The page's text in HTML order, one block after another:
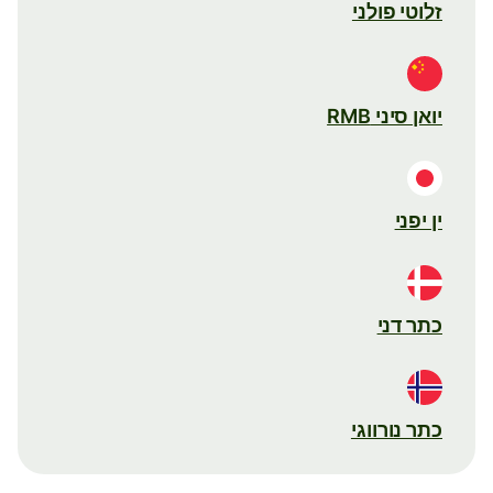
זלוטי פולני
יואן סיני RMB
ין יפני
כתר דני
כתר נורווגי